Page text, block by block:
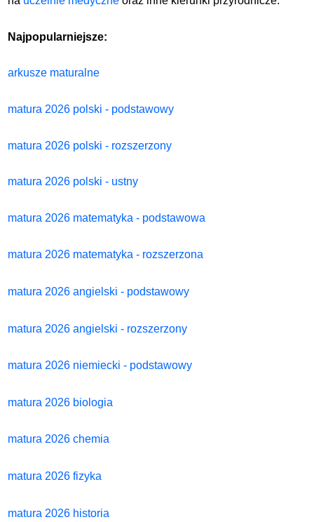
Najpopularniejsze:
arkusze maturalne
matura 2026 polski - podstawowy
matura 2026 polski - rozszerzony
matura 2026 polski - ustny
matura 2026 matematyka - podstawowa
matura 2026 matematyka - rozszerzona
matura 2026 angielski - podstawowy
matura 2026 angielski - rozszerzony
matura 2026 niemiecki - podstawowy
matura 2026 biologia
matura 2026 chemia
matura 2026 fizyka
matura 2026 historia